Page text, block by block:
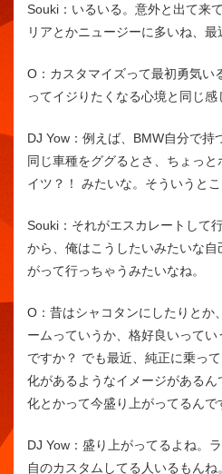
Souki： いるいる。意外と出て来
リアとかニュージーに多いね、最
O： カスタマイズって最初勇気い
ってイジりたくなる心境と同じ感
DJ Yow： 例えば、BMW自分で持
同じ車種をググるとさ、ちょっ
イツ？！ みたいな。そういうと
Souki： それがエスカレートして
から、俺はこうしたいみたいな
がって行っちゃうみたいなね。
O： 昔はシャコタンにしたりとか
ームっていうか、格好良いって
ですか？ でも最近、純正に乗っ
化があるようなイメージがある
化とかって今盛り上がってるんで
DJ Yow： 盛り上がってるよね。
自のカスタムしてる人いるもんね。